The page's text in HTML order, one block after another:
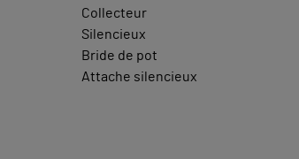
Collecteur
Silencieux
Bride de pot
Attache silencieux